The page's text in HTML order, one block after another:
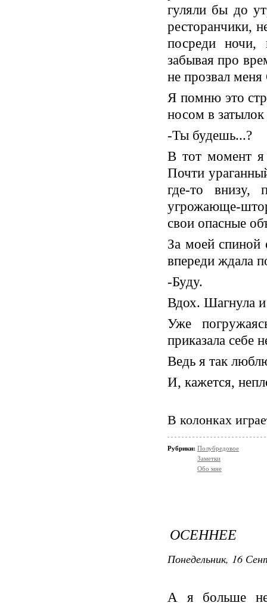
гуляли бы до
ресторанчики,
посреди ночи,
забывая про
не прозвал
Я помню это
носом в
-Ты будешь...?
В тот момент я
Почти
где-то внизу,
угрожающе-
свои опасные
За моей спиной
впереди ждала
-Буду.
Вдох. Шагнула
Уже
приказала себе
Ведь я так
И, кажется,
В колонках
Рубрики: Полубредовое
Заметки
Обо мне
ОСЕННЕЕ
Понедельник, 16
А я больше